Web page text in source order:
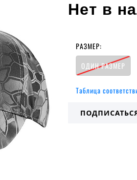
Нет в
РАЗМЕР:
ОДИН РАЗМЕР
Таблица